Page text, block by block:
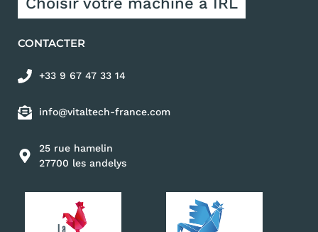
CONTACTER
+33 9 67 47 33 14
info@vitaltech-france.com
25 rue hamelin
27700 les andelys